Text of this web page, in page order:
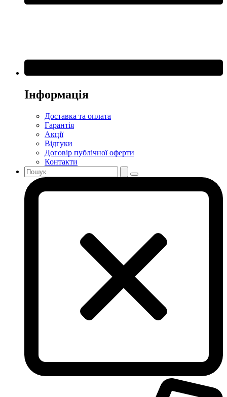
Інформація
Доставка та оплата
Гарантія
Акції
Відгуки
Договір публічної оферти
Контакти